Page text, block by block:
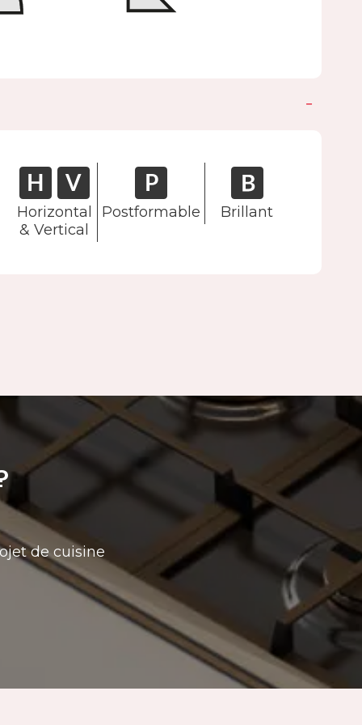
Horizontal
& Vertical
Postformable Brillant
de cuisine